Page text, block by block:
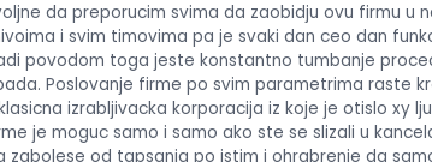
da preporucim svima da zaobidju ovu firmu u
i svim timovima pa je svaki dan ceo dan
povodom toga jeste konstantno tumbanje
Poslovanje firme po svim parametrima raste
izrabljivacka korporacija iz koje je otislo xy
je moguc samo i samo ako ste se slizali u
zabolese od tapsanja po istim i ohrabrenje da